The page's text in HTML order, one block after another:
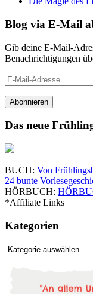
Blog via E-Mail
Gib deine E-Mail-
Benachrichtigungen
E-
Mail-
Adresse
Abonnieren
Das neue
BUCH: Von
24 bunte
HÖRBUCH:
*Affiliate Links
Kategorien
Kategorien